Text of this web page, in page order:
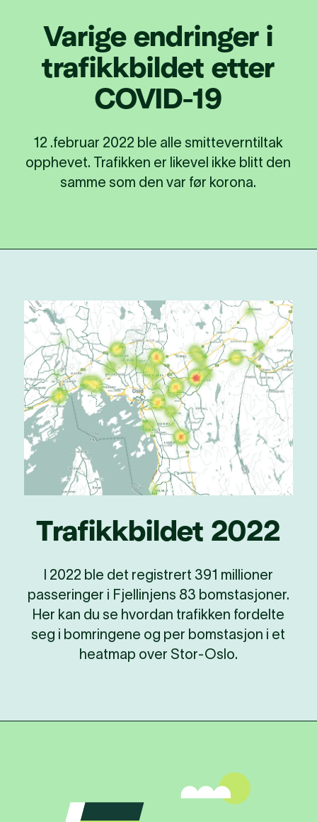
Varige endringer i
trafikkbildet etter
COVID-19
12 .februar 2022 ble alle smitteverntiltak
opphevet. Trafikken er likevel ikke blitt den
samme som den var før korona.
Trafikkbildet 2022
I 2022 ble det registrert 391 millioner
passeringer i Fjellinjens 83 bomstasjoner.
Her kan du se hvordan trafikken fordelte
seg i bomringene og per bomstasjon i et
heatmap over Stor-Oslo.